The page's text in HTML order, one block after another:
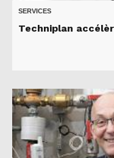
SERVICES
Techniplan